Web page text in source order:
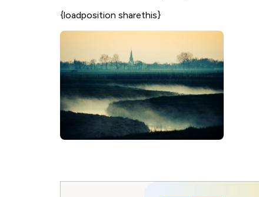
{loadposition sharethis}